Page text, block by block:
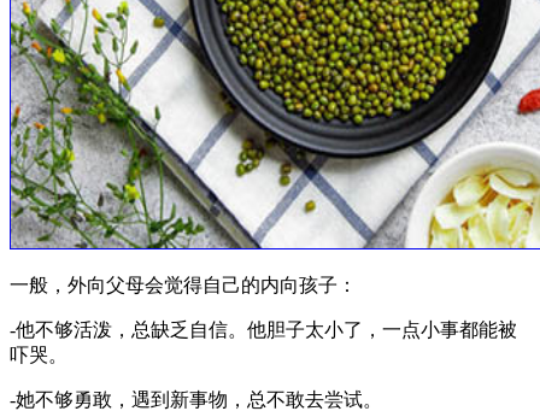
一般，外向父母会觉得自己的内向孩子：
-他不够活泼，总缺乏自信。他胆子太小了，一点小事都能被
吓哭。
-她不够勇敢，遇到新事物，总不敢去尝试。